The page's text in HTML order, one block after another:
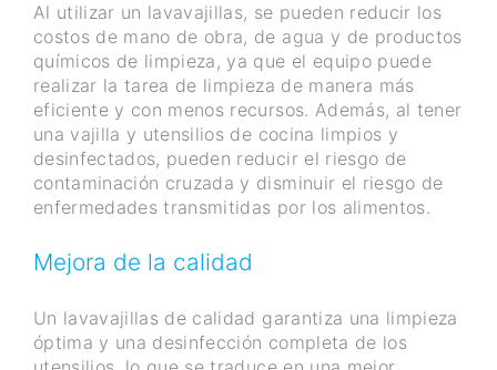
Al utilizar un lavavajillas, se pueden reducir los
costos de mano de obra, de agua y de productos
químicos de limpieza, ya que el equipo puede
realizar la tarea de limpieza de manera más
eficiente y con menos recursos. Además, al tener
una vajilla y utensilios de cocina limpios y
desinfectados, pueden reducir el riesgo de
contaminación cruzada y disminuir el riesgo de
enfermedades transmitidas por los alimentos.
Mejora de la calidad
Un lavavajillas de calidad garantiza una limpieza
óptima y una desinfección completa de los